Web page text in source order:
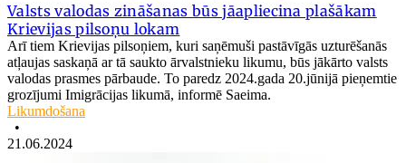
Valsts valodas zināšanas būs jāapliecina plašākam
Krievijas pilsoņu lokam
Arī tiem Krievijas pilsoņiem, kuri saņēmuši pastāvīgās uzturēšanās
atļaujas saskaņā ar tā saukto ārvalstnieku likumu, būs jākārto valsts
valodas prasmes pārbaude. To paredz 2024.gada 20.jūnijā pieņemtie
grozījumi Imigrācijas likumā, informē Saeima.
Likumdošana
•
21.06.2024